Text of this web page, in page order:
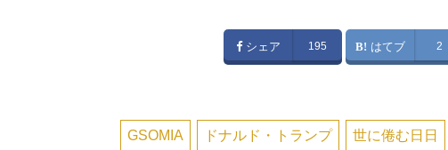
シェア 195 はてブ 2
GSOMIA ドナルド・トランプ 世に倦む日日